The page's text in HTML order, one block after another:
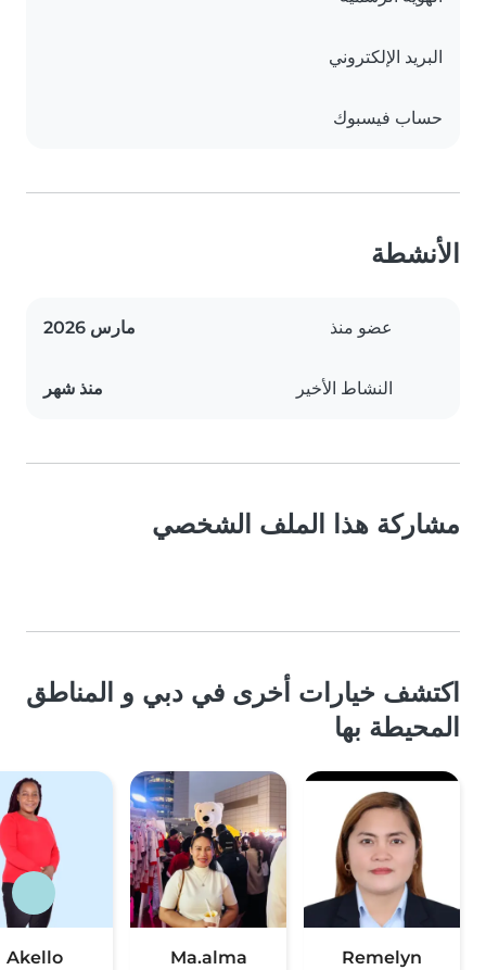
البريد الإلكتروني
حساب فيسبوك
الأنشطة
عضو منذ مارس 2026
النشاط الأخير منذ شهر
مشاركة هذا الملف الشخصي
اكتشف خيارات أخرى في دبي و المناطق
المحيطة بها
Remelyn
Ma.alma
Akello